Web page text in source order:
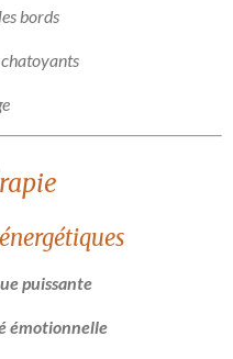
bords
puissante
émotionnelle